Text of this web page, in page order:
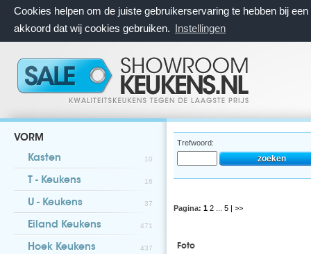
Cookies helpen om de juiste gebruikerservaring te hebben bij
akkoord dat wij cookies gebruiken. Instellingen
VORM
Kasten 10
T - Keukens 16
U - Keukens 37
Eiland Keukens 471
Hoek Keukens 437
Trefwoord:
Pagina: 1 2 5 | >>
Foto